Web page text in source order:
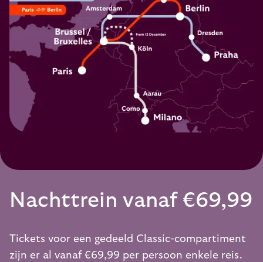
Nachttrein vanaf €69,99
Tickets voor een gedeeld Classic-compartiment
zijn er al vanaf €69,99 per persoon enkele reis.